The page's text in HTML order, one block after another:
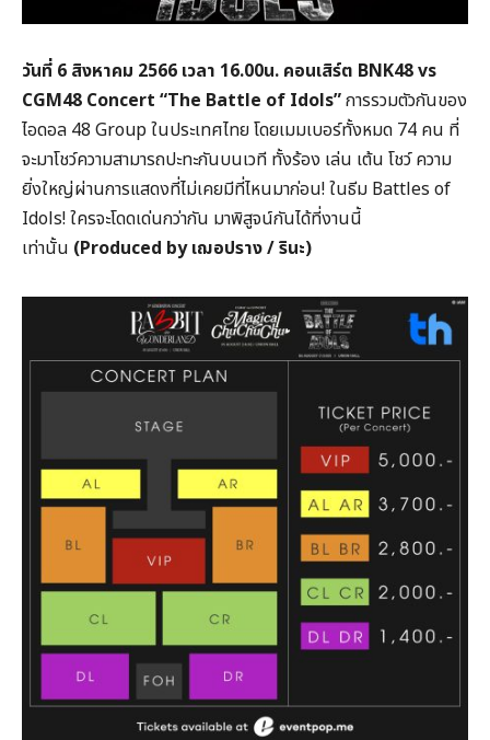
วันที่ 6 สิงหาคม 2566 เวลา 16.00น. คอนเสิร์ต BNK48 vs
CGM48 Concert “The Battle of Idols”การรวมตัวกันของ
ไอดอล 48 Group ในประเทศไทย โดยเมมเบอร์ทั้งหมด 74 คน ที่
จะมาโชว์ความสามารถปะทะกันบนเวที ทั้งร้อง เล่น เต้น โชว์ ความ
ยิ่งใหญ่ผ่านการแสดงที่ไม่เคยมีที่ไหนมาก่อน! ในธีม Battles of
Idols! ใครจะโดดเด่นกว่ากัน มาพิสูจน์กันได้ที่งานนี้
เท่านั้น (Produced byเฌอปราง / รินะ)